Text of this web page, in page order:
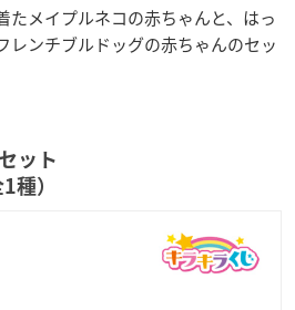
たメイプルネコの赤ちゃんと、はっ
レンチブルドッグの赤ちゃんのセッ
ット
種）